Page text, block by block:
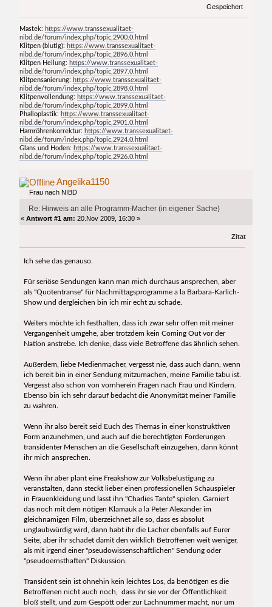
Gespeichert
Mastek: https://www.transsexualitaet-
nibd.de/forum/index.php/topic,2900.0.html
Klitpen (blutig): https://www.transsexualitaet-
nibd.de/forum/index.php/topic,2896.0.html
Klitpen Heilung: https://www.transsexualitaet-
nibd.de/forum/index.php/topic,2897.0.html
Klitpensanierung: https://www.transsexualitaet-
nibd.de/forum/index.php/topic,2898.0.html
Klitpenvollendung: https://www.transsexualitaet-
nibd.de/forum/index.php/topic,2899.0.html
Phalloplastik: https://www.transsexualitaet-
nibd.de/forum/index.php/topic,2901.0.html
Harnröhrenkorrektur: https://www.transsexualitaet-
nibd.de/forum/index.php/topic,2924.0.html
Glans und Hoden: https://www.transsexualitaet-
nibd.de/forum/index.php/topic,2926.0.html
Angelika1150
Frau nach NIBD
Re: Hinweis an alle Programm-Macher (in eigener Sache)
«Antwort #1 am: 20.Nov 2009, 16:30 »
Zitat
Ich sehe das genauso.
Für seriöse Sendungen kann man mich durchaus ansprechen, aber
als "Quotentranse" für Nachmittagsprogramme a la Barbara-Karlich-
Show und dergleichen bin ich mir echt zu schade.
Weiters möchte ich festhalten, dass ich zwar sehr offen mit meiner
Vergangenheit umgehe, aber trotzdem kein Coming Out vor der
Nation anstrebe. Ich denke, dass viele Betroffene das ähnlich sehen.
Außerdem, liebe Medienmacher, vergesst nie, dass auch dann, wenn
ich bereit bin in einer Sendung mitzumachen, meine Familie tabu ist.
Vergesst also schon von vornherein Fragen nach Frau und Kindern.
Ebenso bin ich sehr darauf bedacht die Anonymität meiner Familie
zu wahren.
Wenn ihr also bereit seid Euch des Themas in einer konstruktiven
Form anzunehmen, und auch auf die berechtigten Forderungen
transidenter Menschen an die Gesellschaft einzugehen, dann könnt
ihr mich ansprechen.
Wenn ihr aber plant eine Freakshow zur Volksbelustigung zu
veranstalten, dann steckt lieber einen professionellen Schauspieler
in Frauenkleidung und lasst ihn "Charlies Tante" spielen. Garniert
das noch mit dem nötigen Klamauk a la Peter Alexander im
gleichnamigen Film, überzeichnet alle so, dass es absolut
unglaubwürdig wird, dann habt ihr die Lacher ebenfalls auf Eurer
Seite, aber ihr schadet damit den wirklich Betroffenen weit weniger,
als mit irgend einer "pseudowissenschaftlichen" Sendung oder
"pseudoernsthaften" Diskussion.
Transident sein ist ohnehin kein leichtes Los, da benötigen es die
Betroffenen nicht auch noch, dass ihr sie vor der Öffentlichkeit
bloß stellt, und zum Gespött oder zur Lachnummer macht, nur um